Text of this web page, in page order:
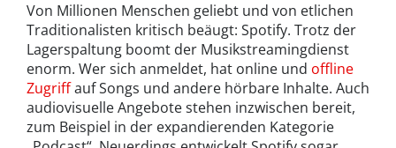
Von Millionen Menschen geliebt und von etlichen
Traditionalisten kritisch beäugt: Spotify. Trotz der
Lagerspaltung boomt der Musikstreamingdienst
enorm. Wer sich anmeldet, hat online und offline
Zugriffauf Songs und andere hörbare Inhalte. Auch
audiovisuelle Angebote stehen inzwischen bereit,
zum Beispiel in der expandierenden Kategorie